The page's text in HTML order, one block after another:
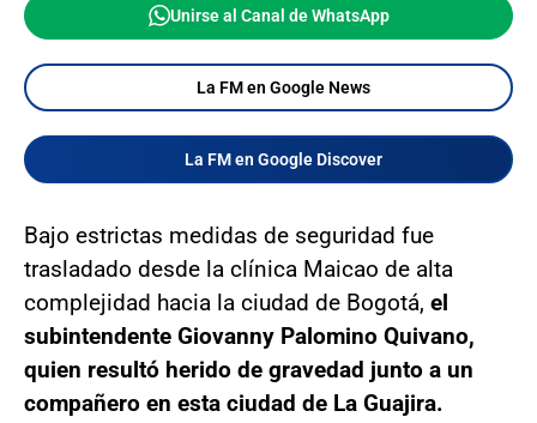
Unirse al Canal de WhatsApp
La FM en Google News
La FM en Google Discover
Bajo estrictas medidas de seguridad fue
trasladado desde la clínica Maicao de alta
complejidad hacia la ciudad de Bogotá, el
subintendente Giovanny Palomino Quivano,
quien resultó herido de gravedad junto a un
compañero en esta ciudad de La Guajira.